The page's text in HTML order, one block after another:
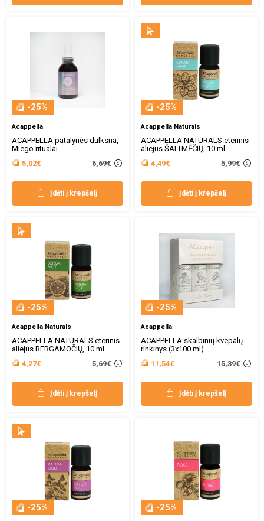
-25%
Acappella
ACAPPELLA patalynės dulksna,
Miego ritualai
5,02€
6,69€
Įdėti į krepšelį
-25%
Acappella Naturals
ACAPPELLA NATURALS eterinis
aliejus ŠALTMĖČIŲ, 10 ml
4,49€
5,99€
Įdėti į krepšelį
-25%
Acappella Naturals
ACAPPELLA NATURALS eterinis
aliejus BERGAMOČIŲ, 10 ml
4,27€
5,69€
Įdėti į krepšelį
-25%
Acappella
ACAPPELLA skalbinių kvepalų
rinkinys (3x100 ml)
11,54€
15,39€
Įdėti į krepšelį
-25% -25%